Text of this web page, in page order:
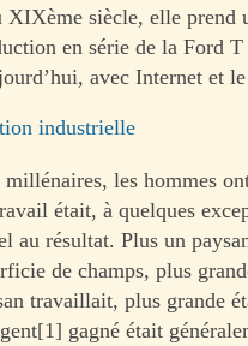
XIXème siècle, elle prend
en série de la Ford
avec Internet et
industrielle
millénaires, les hommes
était, à quelques
au résultat. Plus un
de champs, plus
travaillait, plus grande
gagné était